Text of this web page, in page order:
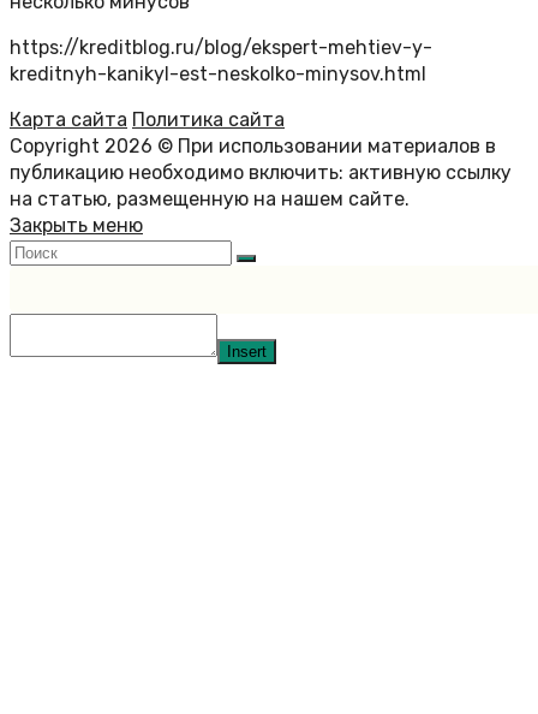
https://kreditblog.ru/blog/ekspert-mehtiev-y-
kreditnyh-kanikyl-est-neskolko-minysov.html
Карта сайта Политика сайта
Copyright 2026 © При использовании материалов в
публикацию необходимо включить: активную ссылку
на статью, размещенную на нашем сайте.
Закрыть меню
Insert